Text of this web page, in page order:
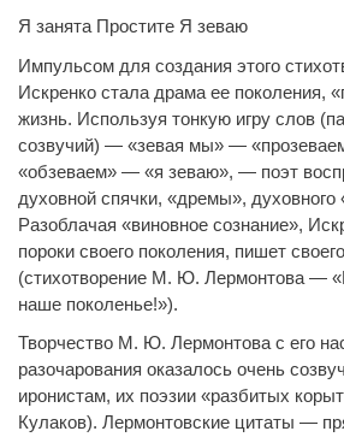
Я занята Простите Я зеваю
Импульсом для создания этого
Искренко стала драма ее поколения,
жизнь. Используя тонкую игру слов
созвучий) — «зевая мы» —
«обзеваем» — «я зеваю», — поэт
духовной спячки, «дремы», духовного
Разоблачая «виновное сознание»,
пороки своего поколения, пишет
(стихотворение М. Ю. Лермонтова —
наше поколенье!»).
Творчество М. Ю. Лермонтова с его
разочарования оказалось очень
иронистам, их поэзии «разбитых
Кулаков). Лермонтовские цитаты —